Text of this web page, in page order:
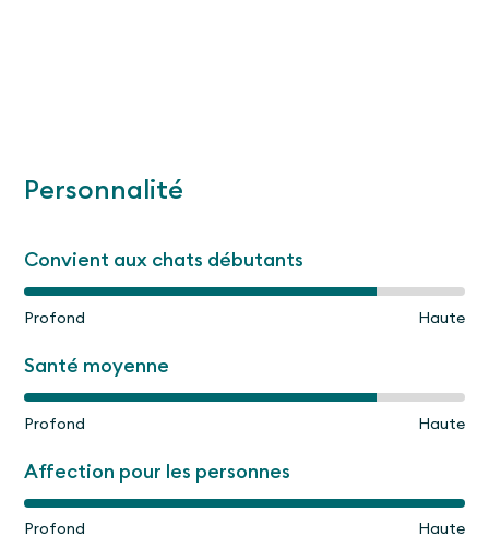
Personnalité
Convient aux chats débutants
Profond Haute
Santé moyenne
Profond Haute
Affection pour les personnes
Profond Haute